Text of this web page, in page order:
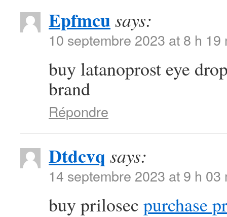
Epfmcusays:
10 septembre 2023 at 8 h 19
buy latanoprost eye
brand
Répondre
Dtdcvq says:
14 septembre 2023 at 9 h 03
buy prilosec purchase